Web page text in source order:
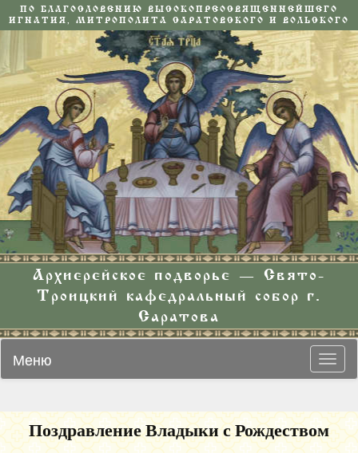
ПО БЛАГОСЛОВЕНИЮ ВЫСОКОПРЕОСВЯЩЕННЕЙШЕГО
ИГНАТИЯ, МИТРОПОЛИТА САРАТОВСКОГО И ВОЛЬСКОГО
Архиерейское подворье — Свято-
Троицкий кафедральный собор г.
Саратова
Меню
Поздравление Владыки с Рождеством